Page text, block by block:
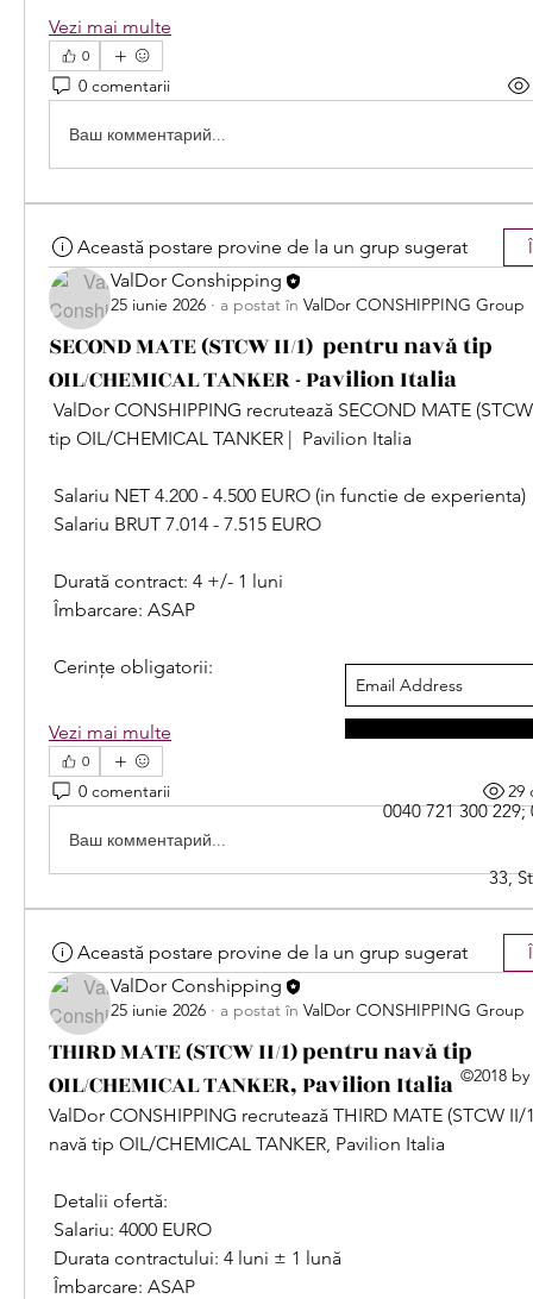
Vezi mai multe
0
0 comentarii
Ваш комментарий...
Această postare provine de la un grup sugerat
ValDor Conshipping
25 iunie 2026 · a postat în ValDor CONSHIPPING Group
SECOND MATE (STCW II/1) pentru navă tip
OIL/CHEMICAL TANKER - Pavilion Italia
ValDor CONSHIPPING recrutează SECOND MATE
tip OIL/CHEMICAL TANKER |  Pavilion Italia
Salariu NET 4.200 - 4.500 EURO (in functie de experienta)
Salariu BRUT 7.014 - 7.515 EURO
Durată contract: 4 +/- 1 luni
Îmbarcare: ASAP
Cerințe obligatorii:
Vezi mai multe
0
0 comentarii 29
Ваш комментарий...
Această postare provine de la un grup sugerat
ValDor Conshipping
25 iunie 2026 · a postat în ValDor CONSHIPPING Group
THIRD MATE (STCW II/1) pentru navă tip
OIL/CHEMICAL TANKER, Pavilion Italia
ValDor CONSHIPPING recrutează THIRD MATE (STCW II/
navă tip OIL/CHEMICAL TANKER, Pavilion Italia
Detalii ofertă:
Salariu: 4000 EURO
Durata contractului: 4 luni ± 1 lună
Îmbarcare: ASAP
0040 721 300 229;
33,
©2018 by